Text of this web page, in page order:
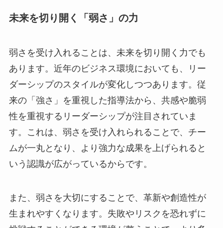
未来を切り開く「弱さ」の力
弱さを受け入れることは、未来を切り開く力でも
あります。近年のビジネス環境においても、リー
ダーシップのスタイルが変化しつつあります。従
来の「強さ」を重視した指導法から、共感や脆弱
性を重視するリーダーシップが注目されていま
す。これは、弱さを受け入れられることで、チー
ムが一丸となり、より強力な成果を上げられると
いう認識が広がっているからです。
また、弱さを大切にすることで、革新や創造性が
生まれやすくなります。失敗やリスクを恐れずに